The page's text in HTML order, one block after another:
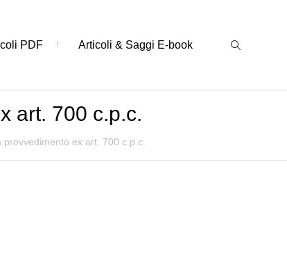
PDF Articoli & Saggi E-book
art. 700 c.p.c.
ex art. 700 c.p.c.